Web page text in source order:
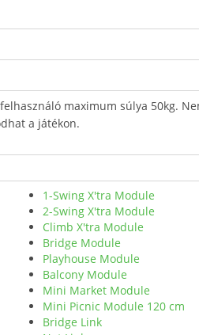
maximum súlya 50kg.
a játékon.
1-Swing X'tra Module
2-Swing X'tra Module
Climb X'tra Module
Bridge Module
Playhouse Module
Balcony Module
Mini Market Module
Mini Picnic Module 120 cm
Bridge Link